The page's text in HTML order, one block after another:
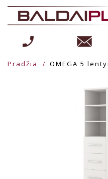
Pradžia OMEGA 5